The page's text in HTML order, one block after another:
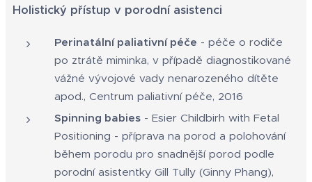
Holistický přístup v porodní asistenci
Perinatální paliativní péče - péče o rodiče
po ztrátě miminka, v případě diagnostikované
vážné vývojové vady nenarozeného dítěte
apod., Centrum paliativní péče, 2016
Spinning babies - Esier Childbirh with Fetal
Positioning - příprava na porod a polohování
během porodu pro snadnější porod podle
porodní asistentky Gill Tully (Ginny Phang),